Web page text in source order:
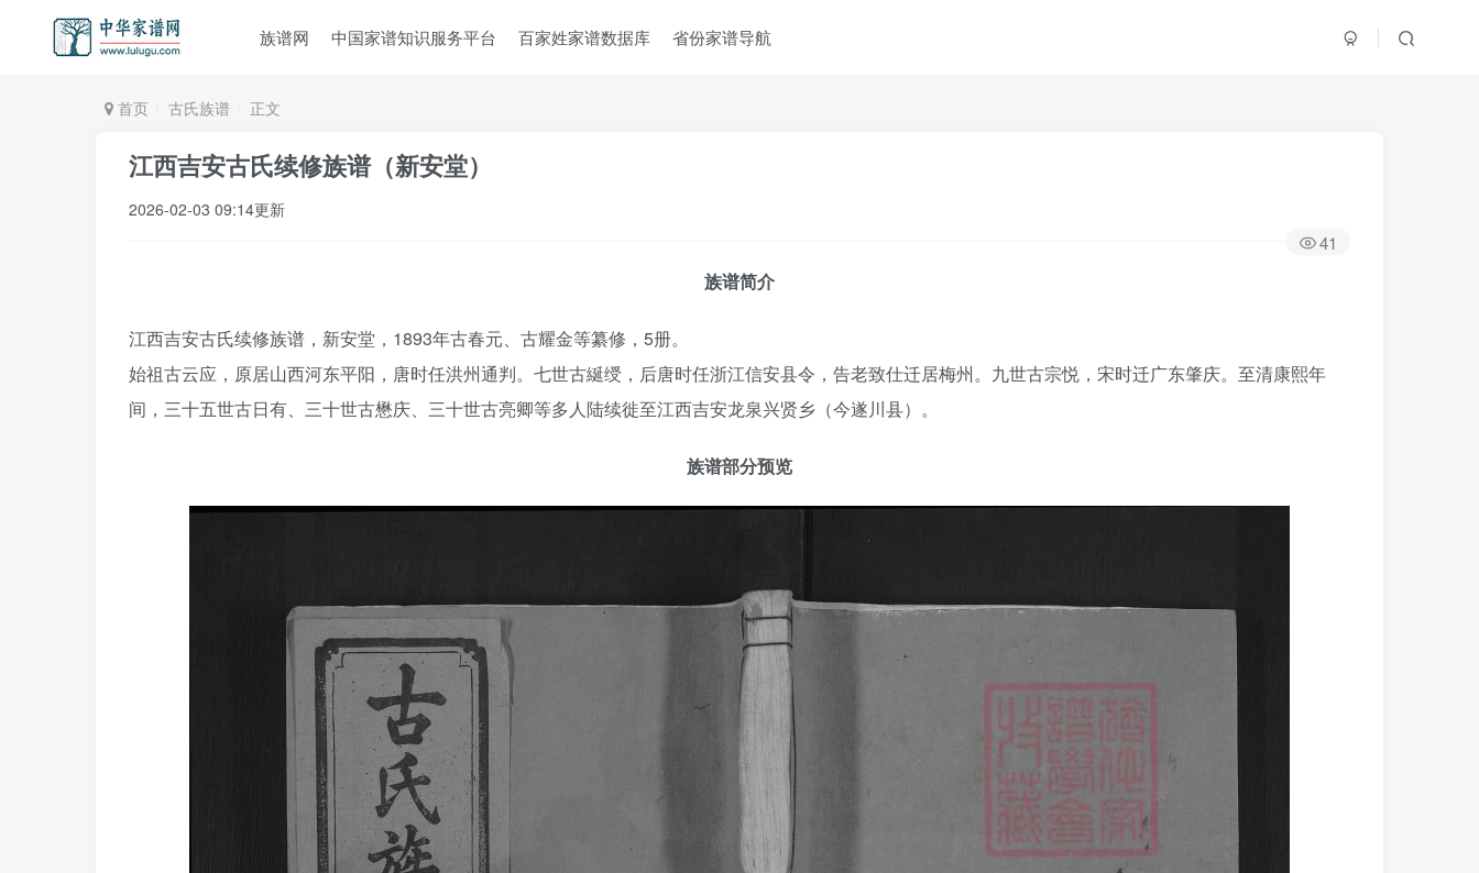
族谱网 中国家谱知识服务平台 百家姓家谱数据库 省份家谱导航
首页 古氏族谱 正文
江西吉安古氏续修族谱（新安堂）
2026-02-03 09:14更新
41
族谱简介
江西吉安古氏续修族谱，新安堂，1893年古春元、古耀金等纂修，5册。
始祖古云应，原居山西河东平阳，唐时任洪州通判。七世古綖绶，后唐时任浙江信安县令，告老致仕迁居梅州。九世古宗悦，宋时迁广东肇庆。至清康熙年
间，三十五世古日有、三十世古懋庆、三十世古亮卿等多人陆续徙至江西吉安龙泉兴贤乡（今遂川县）。
族谱部分预览